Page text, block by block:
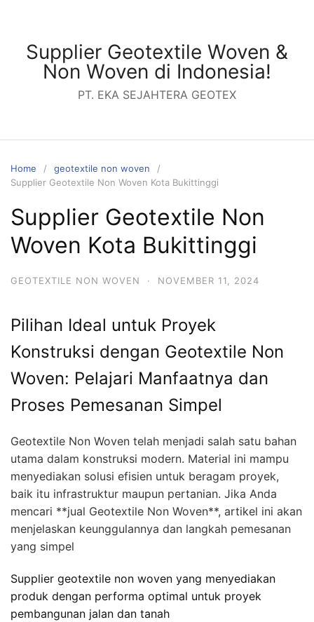
contentSupplier Geotextile Woven &
Non Woven di Indonesia!
PT. EKA SEJAHTERA GEOTEX
Home
geotextile non woven
Supplier Geotextile Non Woven Kota Bukittinggi
Supplier Geotextile Non
Woven Kota Bukittinggi
GEOTEXTILE NON WOVEN · NOVEMBER 11, 2024
Pilihan Ideal untuk Proyek
Konstruksi dengan Geotextile Non
Woven: Pelajari Manfaatnya dan
Proses Pemesanan Simpel
Geotextile Non Woven telah menjadi salah satu bahan
utama dalam konstruksi modern. Material ini mampu
menyediakan solusi efisien untuk beragam proyek,
baik itu infrastruktur maupun pertanian. Jika Anda
mencari **jual Geotextile Non Woven**, artikel ini akan
menjelaskan keunggulannya dan langkah pemesanan
yang simpel
Supplier geotextile non woven yang menyediakan
produk dengan performa optimal untuk proyek
pembangunan jalan dan tanah